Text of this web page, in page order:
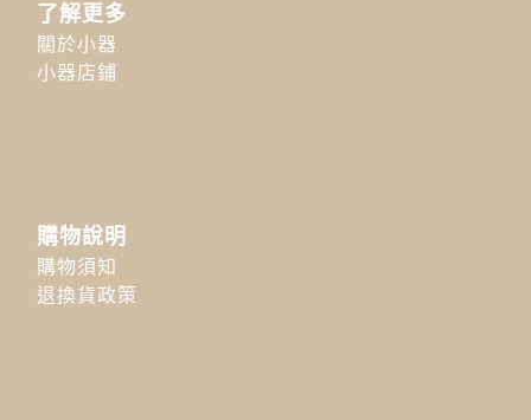
了解更多
關於小器
小器店鋪
購物說明
購物須知
退換貨政策